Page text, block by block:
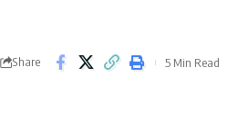
Share 5 Min Read